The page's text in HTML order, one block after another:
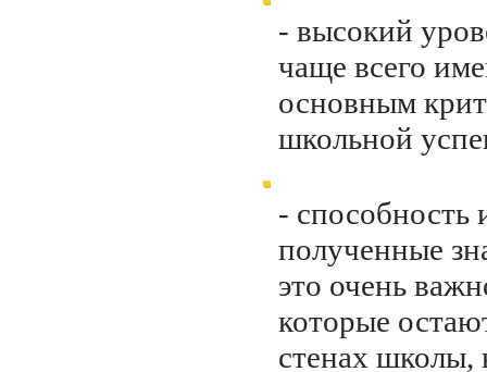
- высокий
чаще всего
основным
школьной
- способность
полученные
это очень
которые
стенах школы,